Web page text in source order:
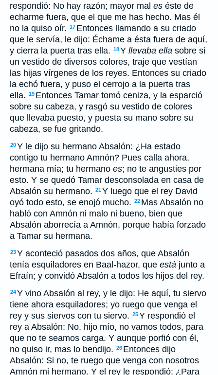
respondió: No hay razón; mayor mal es éste de
echarme fuera, que el que me has hecho. Mas él
no la quiso oír. 17 Entonces llamando a su criado
que le servía, le dijo: Échame a ésta fuera de aquí,
y cierra la puerta tras ella. 18Y llevaba ella sobre sí
un vestido de diversos colores, traje que vestían
las hijas vírgenes de los reyes. Entonces su criado
la echó fuera, y puso el cerrojo a la puerta tras
ella. 19 Entonces Tamar tomó ceniza, y la esparció
sobre su cabeza, y rasgó su vestido de colores
que llevaba puesto, y puesta su mano sobre su
cabeza, se fue gritando.
20Y le dijo su hermano Absalón: ¿Ha estado
contigo tu hermano Amnón? Pues calla ahora,
hermana mía; tu hermano es; no te angusties por
esto. Y se quedó Tamar desconsolada en casa de
Absalón su hermano. 21Y luego que el rey David
oyó todo esto, se enojó mucho. 22 Mas Absalón no
habló con Amnón ni malo ni bueno, bien que
Absalón aborrecía a Amnón, porque había forzado
a Tamar su hermana.
23Y aconteció pasados dos años, que Absalón
tenía esquiladores en Baal-hazor, que está junto a
Efraín; y convidó Absalón a todos los hijos del rey.
24Y vino Absalón al rey, y le dijo: He aquí, tu siervo
tiene ahora esquiladores; yo ruego que venga el
rey y sus siervos con tu siervo. 25Y respondió el
rey a Absalón: No, hijo mío, no vamos todos, para
que no te seamos carga. Y aunque porfió con él,
no quiso ir, mas lo bendijo. 26 Entonces dijo
Absalón: Si no, te ruego que venga con nosotros
Amnón mi hermano. Y el rey le respondió: ¿Para